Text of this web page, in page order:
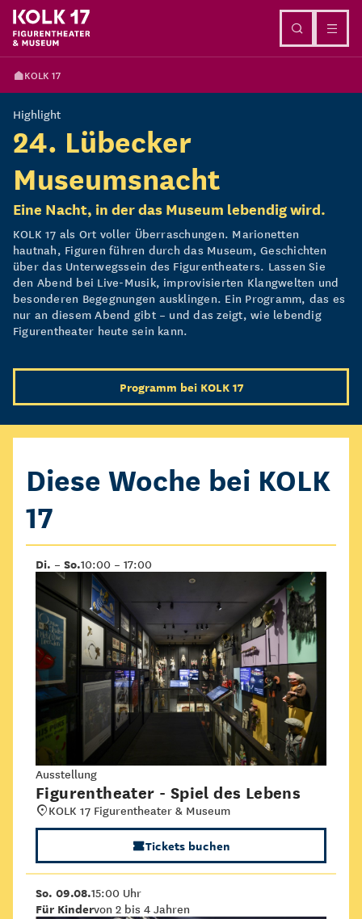
KOLK 17
Highlight
24. Lübecker
Museumsnacht
Eine Nacht, in der das Museum lebendig wird.
KOLK 17 als Ort voller Überraschungen. Marionetten
hautnah, Figuren führen durch das Museum, Geschichten
über das Unterwegssein des Figurentheaters. Lassen Sie
den Abend bei Live-Musik, improvisierten Klangwelten und
besonderen Begegnungen ausklingen. Ein Programm, das es
nur an diesem Abend gibt – und das zeigt, wie lebendig
Figurentheater heute sein kann.
Programm bei KOLK 17
Diese Woche bei KOLK
17
Di. – So.10:00 – 17:00
Ausstellung
Figurentheater - Spiel des Lebens
KOLK 17 Figurentheater & Museum
Tickets buchen
So. 09.08.15:00 Uhr
Für Kindervon 2 bis 4 Jahren